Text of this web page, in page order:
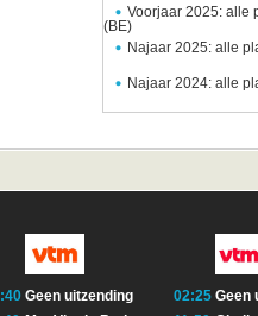
Voorjaar 2025: alle
(BE)
Najaar 2025: alle
Najaar 2024: alle
Geen uitzending
02:25 Geen